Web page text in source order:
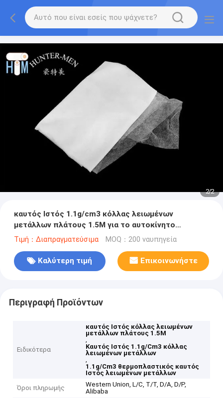
2/2
καυτός Ιστός 1.1g/cm3 κόλλας λειωμένων
μετάλλων πλάτους 1.5M για το αυτοκίνητο
εσωτερικό
Τιμή：Διαπραγματεύσιμα MOQ：200 ναυπηγεία
Καλύτερη τιμή Επικοινωνήστε
Περιγραφή Προϊόντων
Ειδικότερα
καυτός Ιστός κόλλας λειωμένων
μετάλλων πλάτους 1.5M
,
Καυτός Ιστός 1.1g/Cm3 κόλλας
λειωμένων μετάλλων
,
1.1g/Cm3 θερμοπλαστικός καυτός
Ιστός λειωμένων μετάλλων
Όροι πληρωμής
Western Union, L/C, T/T, D/A, D/P,
Alibaba